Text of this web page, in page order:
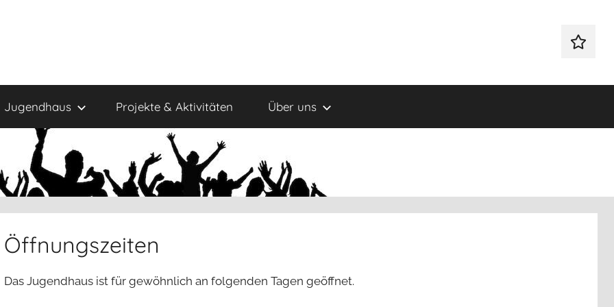
Kontakt
Jugendhaus Projekte & Aktivitäten Über uns
Öffnungszeiten
Das Jugendhaus ist für gewöhnlich an folgenden Tagen geöffnet.